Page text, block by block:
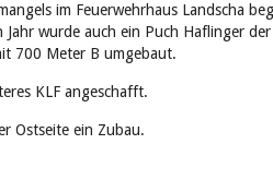
im Feuerwehrhaus Landscha
Jahr wurde auch ein Puch Haflinger
700 Meter B umgebaut.
KLF angeschafft.
Ostseite ein Zubau.